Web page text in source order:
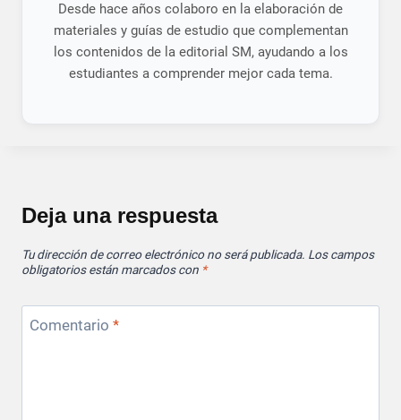
Desde hace años colaboro en la elaboración de
materiales y guías de estudio que complementan
los contenidos de la editorial SM, ayudando a los
estudiantes a comprender mejor cada tema.
Deja una respuesta
Tu dirección de correo electrónico no será publicada. Los campos
obligatorios están marcados con *
Comentario *